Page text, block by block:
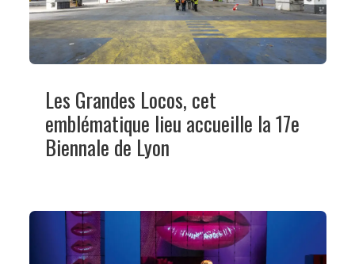
Les Grandes Locos, cet
emblématique lieu accueille la 17e
Biennale de Lyon